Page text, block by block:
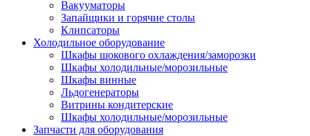
Вакууматоры
Запайщики и горячие столы
Клипсаторы
Холодильное оборудование
Шкафы шокового охлаждения/заморозки
Шкафы холодильные/морозильные
Шкафы винные
Льдогенераторы
Витрины кондитерские
Шкафы холодильные/морозильные
Запчасти для оборудования